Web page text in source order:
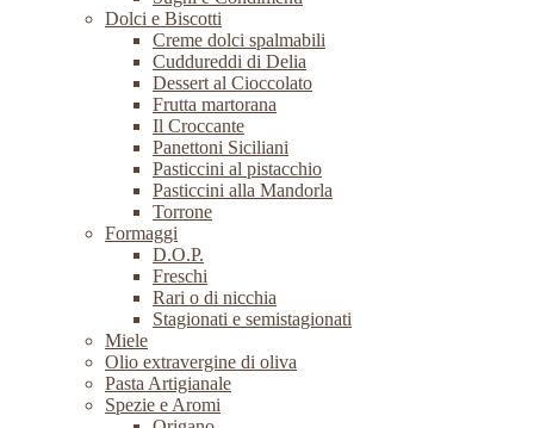
Dolci e Biscotti
Creme dolci spalmabili
Cuddureddi di Delia
Dessert al Cioccolato
Frutta martorana
Il Croccante
Panettoni Siciliani
Pasticcini al pistacchio
Pasticcini alla Mandorla
Torrone
Formaggi
D.O.P.
Freschi
Rari o di nicchia
Stagionati e semistagionati
Miele
Olio extravergine di oliva
Pasta Artigianale
Spezie e Aromi